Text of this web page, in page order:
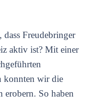
Freudebringer
aktiv ist? Mit einer
konnten wir die
erobern. So haben